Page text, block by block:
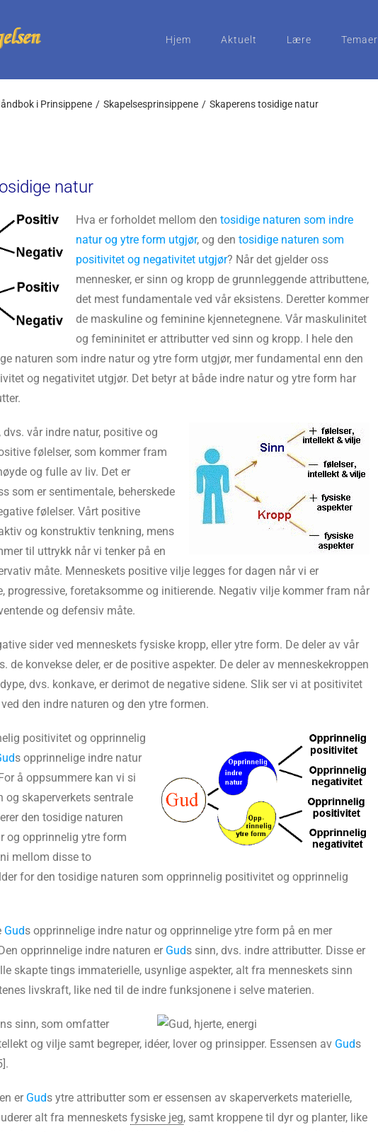
Hjem Aktuelt Lære Temaer
i Prinsippene Skapelsesprinsippene Skaperens tosidige natur
natur
Hva er forholdet mellom den tosidige naturen som indre
natur og ytre form utgjør, og den tosidige naturen som
positivitet og negativitet utgjør? Når det gjelder oss
mennesker, er sinn og kropp de grunnleggende attributtene,
det mest fundamentale ved vår eksistens. Deretter kommer
de maskuline og feminine kjennetegnene. Vår maskulinitet
og femininitet er attributter ved sinn og kropp. I hele den
naturen som indre natur og ytre form utgjør, mer fundamental enn den
og negativitet utgjør. Det betyr at både indre natur og ytre form har
vår indre natur, positive og
følelser, som kommer fram
og fulle av liv. Det er
som er sentimentale, beherskede
følelser. Vårt positive
og konstruktiv tenkning, mens
til uttrykk når vi tenker på en
måte. Menneskets positive vilje legges for dagen når vi er
progressive, foretaksomme og initierende. Negativ vilje kommer fram når
og defensiv måte.
sider ved menneskets fysiske kropp, eller ytre form. De deler av vår
de konvekse deler, er de positive aspekter. De deler av menneskekroppen
dvs. konkave, er derimot de negative sidene. Slik ser vi at positivitet
den indre naturen og den ytre formen.
positivitet og opprinnelig
s opprinnelige indre natur
å oppsummere kan vi si
og skaperverkets sentrale
den tosidige naturen
og opprinnelig ytre form
mellom disse to
for den tosidige naturen som opprinnelig positivitet og opprinnelig
Guds opprinnelige indre natur og opprinnelige ytre form på en mer
opprinnelige indre naturen er Guds sinn, dvs. indre attributter. Disse er
skapte tings immaterielle, usynlige aspekter, alt fra menneskets sinn
livskraft, like ned til de indre funksjonene i selve materien.
sinn, som omfatter
og vilje samt begreper, idéer, lover og prinsipper. Essensen av Guds
er Guds ytre attributter som er essensen av skaperverkets materielle,
alt fra menneskets fysiske jeg, samt kroppene til dyr og planter, like